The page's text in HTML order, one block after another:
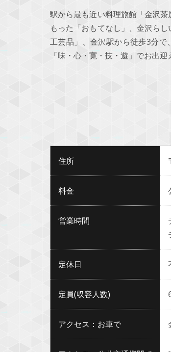
駅から最も近い料理旅館「金沢
もった「おもてなし」、金沢ら
工芸品」、金沢駅から徒歩3分
「味・心・寛・技・遊」でお出迎
住所
料金
営業時間
定休日
定員(収容人数)
アクセス：お車で